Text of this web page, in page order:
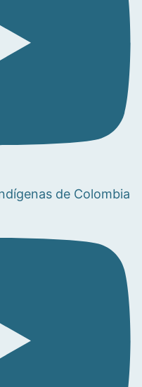
indígenas de Colombia